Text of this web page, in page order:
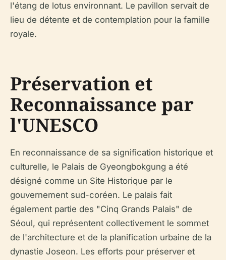
l'étang de lotus environnant. Le pavillon servait de
lieu de détente et de contemplation pour la famille
royale.
Préservation et
Reconnaissance par
l'UNESCO
En reconnaissance de sa signification historique et
culturelle, le Palais de Gyeongbokgung a été
désigné comme un Site Historique par le
gouvernement sud-coréen. Le palais fait
également partie des "Cinq Grands Palais" de
Séoul, qui représentent collectivement le sommet
de l'architecture et de la planification urbaine de la
dynastie Joseon. Les efforts pour préserver et